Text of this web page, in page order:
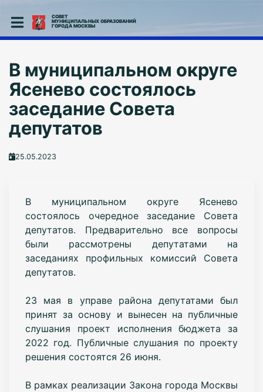
СОВЕТ
МУНИЦИПАЛЬНЫХ ОБРАЗОВАНИЙ
ГОРОДА МОСКВЫ
В муниципальном округе
Ясенево состоялось
заседание Совета
депутатов
25.05.2023
В муниципальном округе Ясенево
состоялось очередное заседание Совета
депутатов. Предварительно все вопросы
были рассмотрены депутатами на
заседаниях профильных комиссий Совета
депутатов.
23 мая в управе района депутатами был
принят за основу и вынесен на публичные
слушания проект исполнения бюджета за
2022 год. Публичные слушания по проекту
решения состоятся 26 июня.
В рамках реализации Закона города Москвы